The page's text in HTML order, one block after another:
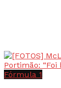
Fórmula 1